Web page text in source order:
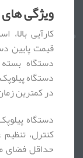
ویژگی
کارآیی
قیمت پایین
دستگاه
دستگاه
در کمترین
کنترل،
حداقل فضای